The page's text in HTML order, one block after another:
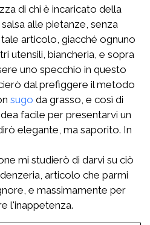
di chi è incaricato della
alle pietanze, senza
articolo, giacché ognuno
utensili, biancheria, e sopra
uno specchio in questo
dal prefiggere il metodo
sugo da grasso, e così di
facile per presentarvi un
elegante, ma saporito. In
mi studierò di darvi su ciò
articolo che parmi
e massimamente per
l'inappetenza.